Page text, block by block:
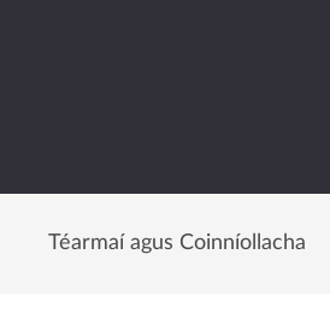
Téarmaí agus Coinníollacha